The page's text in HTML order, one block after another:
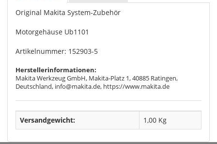
Original Makita System-Zubehör
Motorgehäuse Ub1101
Artikelnummer: 152903-5
Herstellerinformationen:
Makita Werkzeug GmbH, Makita-Platz 1, 40885 Ratingen,
Deutschland, info@makita.de, https://www.makita.de
Versandgewicht: 1,00 Kg